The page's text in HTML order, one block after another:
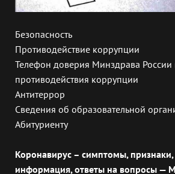
Безопасность
Противодействие коррупции
Телефон доверия Минздрава
противодействия коррупции
Антитеррор
Сведения об образовательной
Абитуриенту
Коронавирус – симптомы,
информация, ответы на вопросы —